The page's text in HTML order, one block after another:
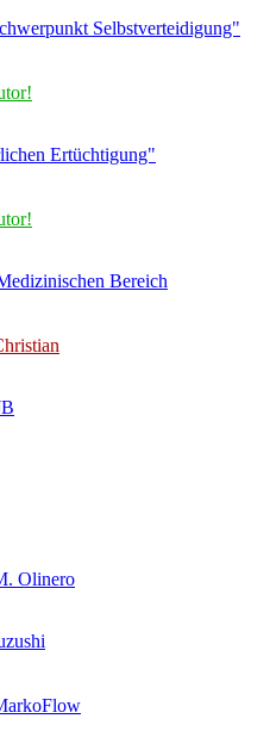
Selbstverteidigung"
Ertüchtigung"
Bereich
Olinero